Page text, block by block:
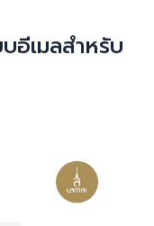
อีเมลสำหรับ